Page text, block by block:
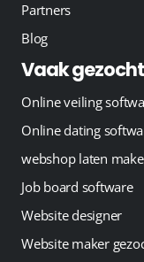
Partners
Blog
Vaak gezocht
Online veiling
Online dating
webshop laten
Job board software
Website designer
Website maker